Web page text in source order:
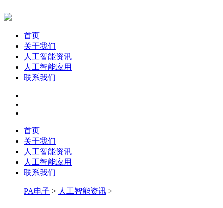
首页
关于我们
人工智能资讯
人工智能应用
联系我们
首页
关于我们
人工智能资讯
人工智能应用
联系我们
PA电子 > 人工智能资讯 >